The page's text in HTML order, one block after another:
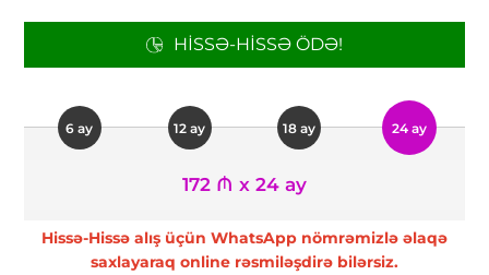
HISSƏ-HISSƏ ÖDƏ!
6 ay 12 ay 18 ay 24 ay
172 ₼ x 24 ay
Hissə-Hissə alış üçün WhatsApp nömrəmizlə əlaqə
saxlayaraq online rəsmiləşdirə bilərsiz.